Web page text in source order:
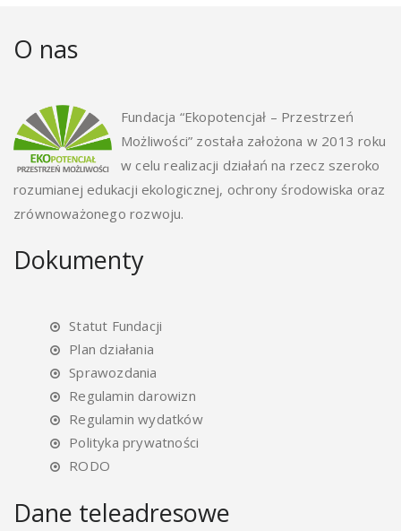
O nas
Fundacja “Ekopotencjał – Przestrzeń
Możliwości” została założona w 2013 roku
w celu realizacji działań na rzecz szeroko
rozumianej edukacji ekologicznej, ochrony środowiska oraz
zrównoważonego rozwoju.
Dokumenty
Statut Fundacji
Plan działania
Sprawozdania
Regulamin darowizn
Regulamin wydatków
Polityka prywatności
RODO
Dane teleadresowe